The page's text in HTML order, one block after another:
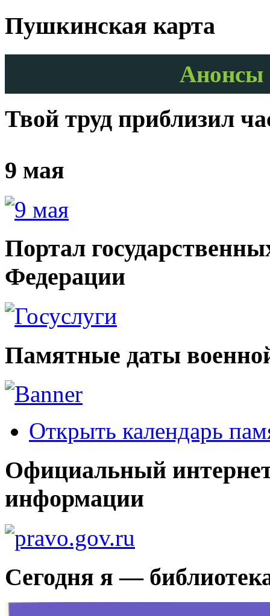
Пушкинская карта
Анонсы
Твой труд приблизил
9 мая
Портал
Федерации
Памятные даты
Открыть календарь
Официальный
информации
Сегодня я —